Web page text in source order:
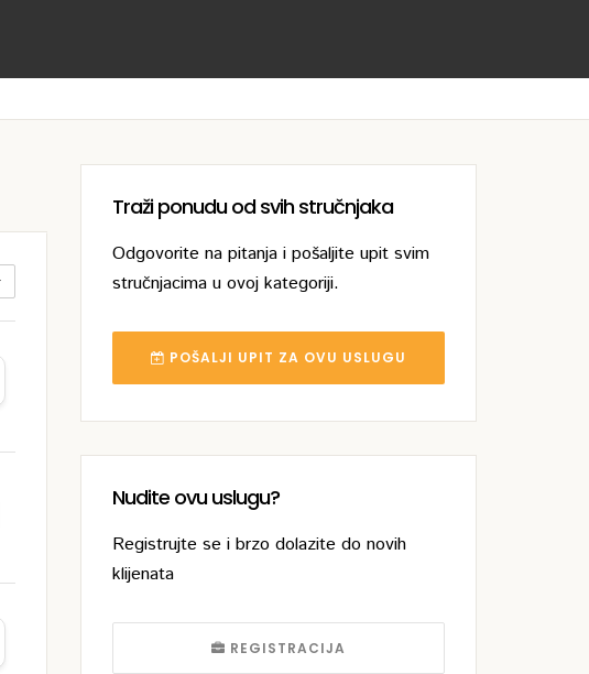
Traži ponudu od svih stručnjaka
Odgovorite na pitanja i pošaljite upit svim
stručnjacima u ovoj kategoriji.
POŠALJI UPIT ZA OVU USLUGU
Nudite ovu uslugu?
Registrujte se i brzo dolazite do novih
klijenata
REGISTRACIJA